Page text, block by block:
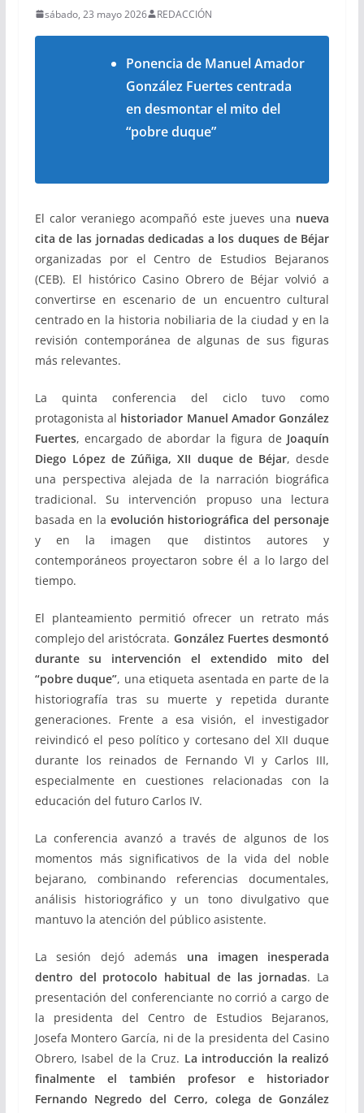
sábado, 23 mayo 2026 REDACCIÓN
Ponencia de Manuel Amador
González Fuertes centrada
en desmontar el mito del
“pobre duque”
El calor veraniego acompañó este jueves una nueva
cita de las jornadas dedicadas a los duques de Béjar
organizadas por el Centro de Estudios Bejaranos
(CEB). El histórico Casino Obrero de Béjar volvió a
convertirse en escenario de un encuentro cultural
centrado en la historia nobiliaria de la ciudad y en la
revisión contemporánea de algunas de sus figuras
más relevantes.
La quinta conferencia del ciclo tuvo como
protagonista al historiador Manuel Amador González
Fuertes, encargado de abordar la figura de Joaquín
Diego López de Zúñiga, XII duque de Béjar, desde
una perspectiva alejada de la narración biográfica
tradicional. Su intervención propuso una lectura
basada en la evolución historiográfica del personaje
y en la imagen que distintos autores y
contemporáneos proyectaron sobre él a lo largo del
tiempo.
El planteamiento permitió ofrecer un retrato más
complejo del aristócrata. González Fuertes desmontó
durante su intervención el extendido mito del
“pobre duque”, una etiqueta asentada en parte de la
historiografía tras su muerte y repetida durante
generaciones. Frente a esa visión, el investigador
reivindicó el peso político y cortesano del XII duque
durante los reinados de Fernando VI y Carlos III,
especialmente en cuestiones relacionadas con la
educación del futuro Carlos IV.
La conferencia avanzó a través de algunos de los
momentos más significativos de la vida del noble
bejarano, combinando referencias documentales,
análisis historiográfico y un tono divulgativo que
mantuvo la atención del público asistente.
La sesión dejó además una imagen inesperada
dentro del protocolo habitual de las jornadas. La
presentación del conferenciante no corrió a cargo de
la presidenta del Centro de Estudios Bejaranos,
Josefa Montero García, ni de la presidenta del Casino
Obrero, Isabel de la Cruz. La introducción la realizó
finalmente el también profesor e historiador
Fernando Negredo del Cerro, colega de González